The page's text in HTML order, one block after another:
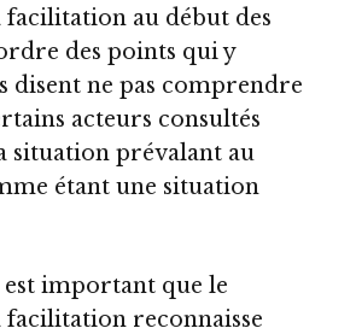
facilitation au début des
des points qui y
disent ne pas comprendre
acteurs consultés
situation prévalant au
étant une situation
est important que le
facilitation reconnaisse